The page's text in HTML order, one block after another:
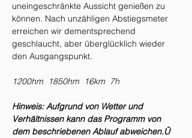
uneingeschränkte Aussicht genießen zu
können. Nach unzähligen Abstiegsmeter
erreichen wir dementsprechend
geschlaucht, aber überglücklich wieder
den Ausgangspunkt.
1200hm  1850hm  16km  7h
Hinweis: Aufgrund von Wetter und
Verhältnissen kann das Programm von
dem beschriebenen Ablauf abweichen.Ü